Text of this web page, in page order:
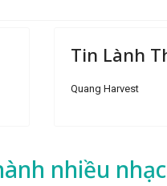
Tin Lành
Quang Harvest
nhiều nhạc